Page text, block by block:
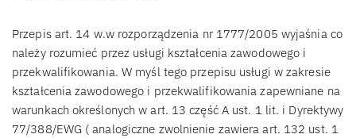
Przepis art. 14 w.w rozporządzenia nr 1777/2005 wyjaśnia co
należy rozumieć przez usługi kształcenia zawodowego i
przekwalifikowania. W myśl tego przepisu usługi w zakresie
kształcenia zawodowego i przekwalifikowania zapewniane na
warunkach określonych w art. 13 część A ust. 1 lit. i Dyrektywy
77/388/EWG ( analogiczne zwolnienie zawiera art. 132 ust. 1